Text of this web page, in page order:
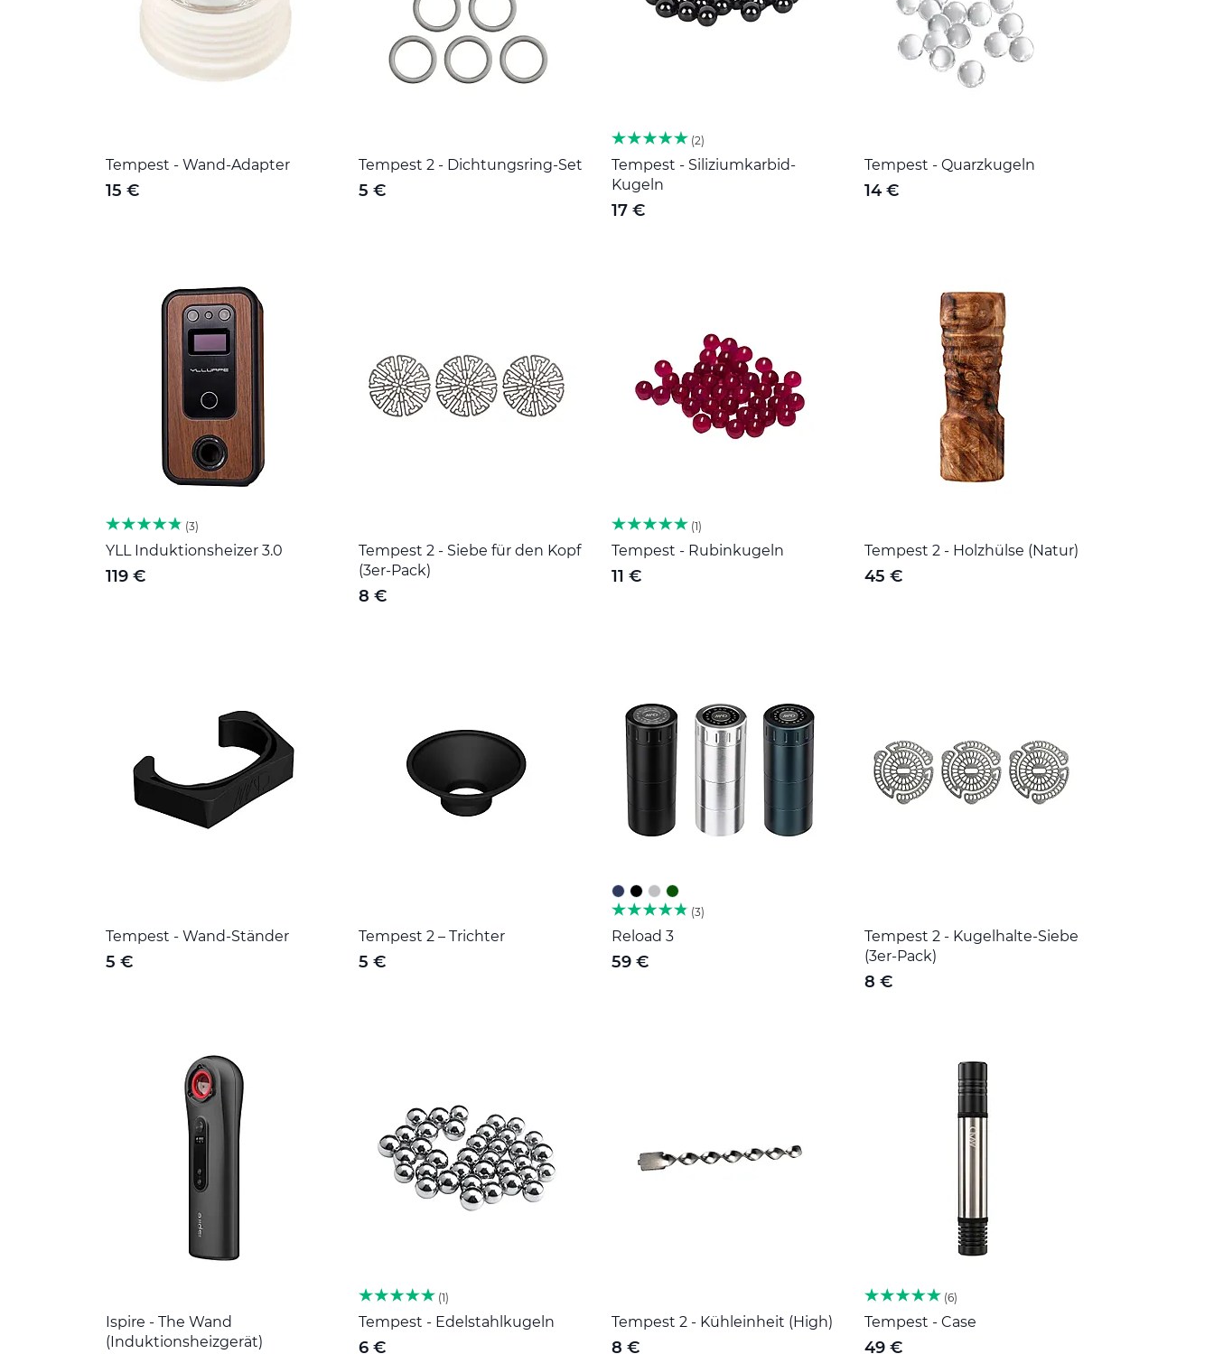
Tempest - Wand-Adapter
15 €
Tempest 2 - Dichtungsring-Set
5 €
2
Tempest - Siliziumkarbid-
Kugeln
17 €
Tempest - Quarzkugeln
14 €
3
YLL Induktionsheizer 3.0
119 €
Tempest 2 - Siebe für den Kopf
(3er-Pack)
8 €
1
Tempest - Rubinkugeln
11 €
Tempest 2 - Holzhülse (Natur)
45 €
Tempest - Wand-Ständer
5 €
Tempest 2 – Trichter
5 €
3
Reload 3
59 €
Tempest 2 - Kugelhalte-Siebe
(3er-Pack)
8 €
Ispire - The Wand
(Induktionsheizgerät)
1
Tempest - Edelstahlkugeln
6 €
Tempest 2 - Kühleinheit (High)
8 €
6
Tempest - Case
49 €